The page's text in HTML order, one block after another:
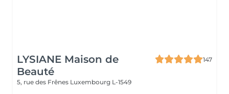
LYSIANE Maison de
Beauté
147
5, rue des Frênes Luxembourg L-1549